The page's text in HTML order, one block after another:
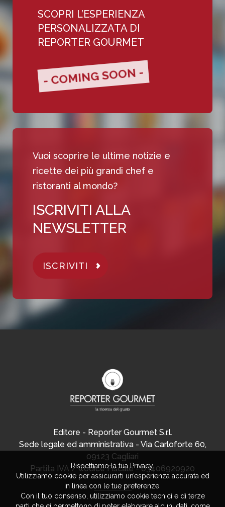
SCOPRI L’ESPERIENZA
PERSONALIZZATA DI
REPORTER GOURMET
- COMING SOON -
Vuoi scoprire le ultime notizie e
ricette dei più grandi chef e
ristoranti al mondo?
ISCRIVITI ALLA
NEWSLETTER
ISCRIVITI
Editore - Reporter Gourmet S.r.l.
Sede legale ed amministrativa - Via Carloforte 60,
09123 Cagliari
Partita IVA / Codice Fiscale - 03406920920
Rispettiamo la tua Privacy.
Utilizziamo cookie per assicurarti un’esperienza accurata ed
in linea con le tue preferenze.
Con il tuo consenso, utilizziamo cookie tecnici e di terze